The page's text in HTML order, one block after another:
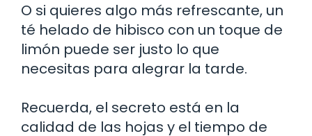
O si quieres algo más refrescante, un
té helado de hibisco con un toque de
limón puede ser justo lo que
necesitas para alegrar la tarde.
Recuerda, el secreto está en la
calidad de las hojas y el tiempo de